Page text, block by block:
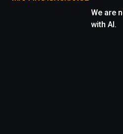
We are
with AI.